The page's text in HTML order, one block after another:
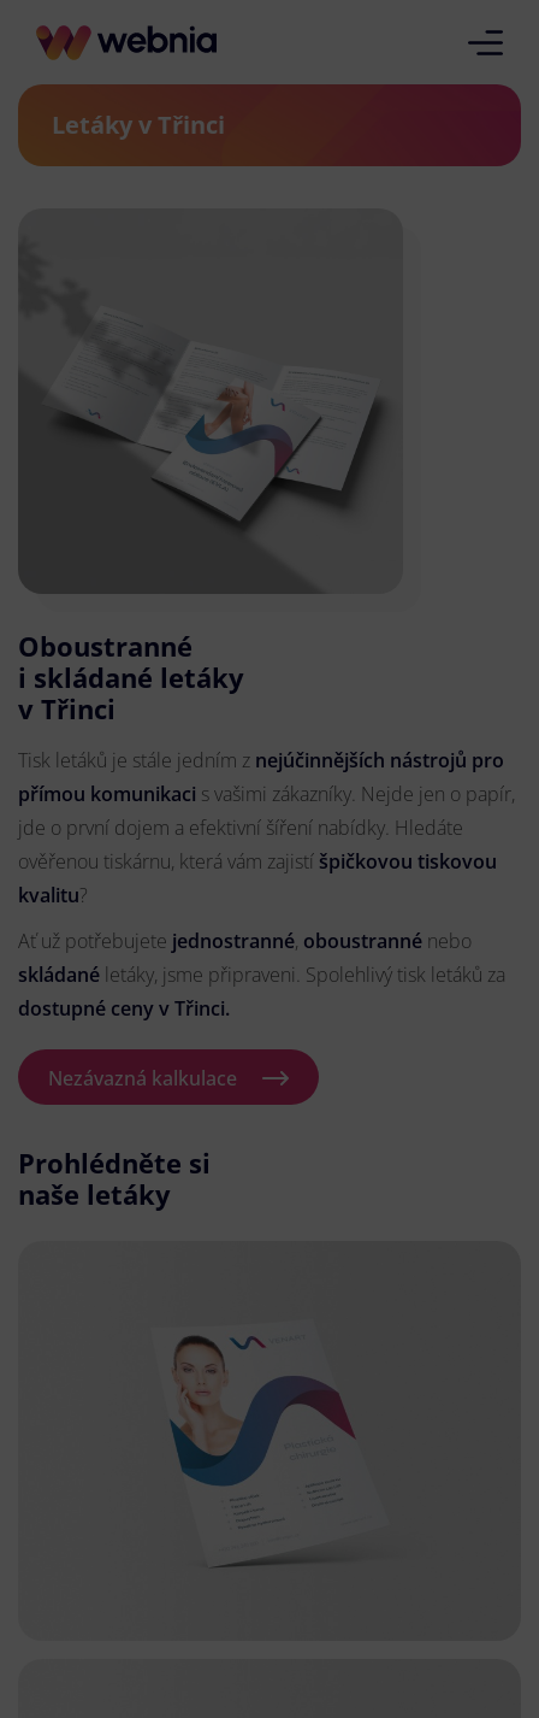
Letáky v Třinci
Oboustranné
i skládané letáky
v Třinci
Tisk letáků je stále jedním z nejúčinnějších nástrojů pro
přímou komunikaci s vašimi zákazníky. Nejde jen o papír,
jde o první dojem a efektivní šíření nabídky. Hledáte
ověřenou tiskárnu, která vám zajistí špičkovou tiskovou
kvalitu?
Ať už potřebujete jednostranné, oboustranné nebo
skládané letáky, jsme připraveni. Spolehlivý tisk letáků za
dostupné ceny v Třinci.
Nezávazná kalkulace
Prohlédněte si
naše letáky